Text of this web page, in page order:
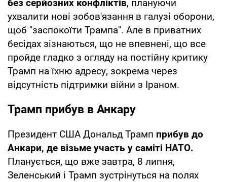
без серйозних конфліктів, плануючи
ухвалити нові зобов'язання в галузі оборони,
щоб "заспокоїти Трампа". Але в приватних
бесідах зізнаються, що не впевнені, що все
пройде гладко з огляду на постійну критику
Трамп на їхню адресу, зокрема через
відсутність підтримки війни з Іраном.
Трамп прибув в Анкару
Президент США Дональд Трамп прибув до
Анкари, де візьме участь у саміті НАТО.
Планується, що вже завтра, 8 липня,
Зеленський і Трамп зустрінуться на полях